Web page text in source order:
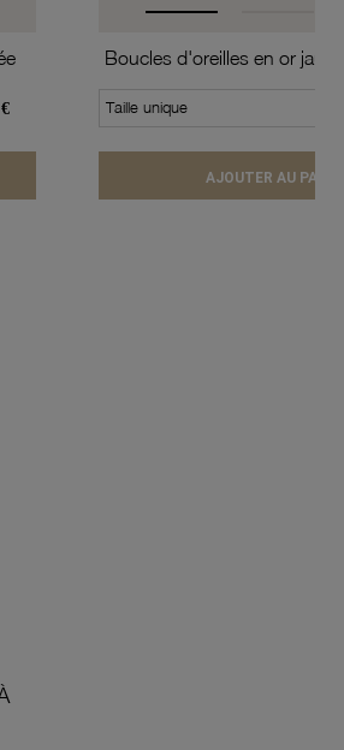
Taille unique
AJOUTER AU